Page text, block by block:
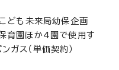
こども未来局幼保企画
育園ほか4園で使用す
ガス（単価契約）